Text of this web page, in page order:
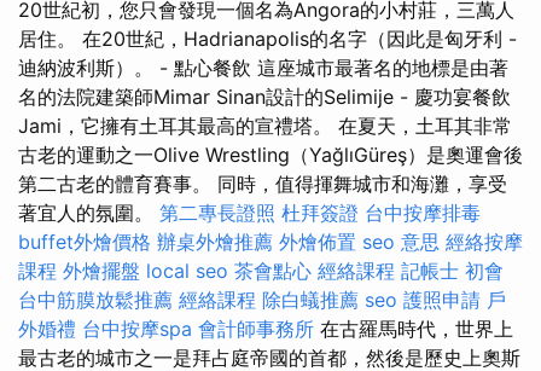
20世紀初，您只會發現一個名為Angora的小村莊，三萬人
居住。 在20世紀，Hadrianapolis的名字（因此是匈牙利 -
迪納波利斯）。 - 點心餐飲 這座城市最著名的地標是由著
名的法院建築師Mimar Sinan設計的Selimije - 慶功宴餐飲
Jami，它擁有土耳其最高的宣禮塔。 在夏天，土耳其非常
古老的運動之一Olive Wrestling（YağlıGüreş）是奧運會後
第二古老的體育賽事。 同時，值得揮舞城市和海灘，享受
著宜人的氛圍。 第二專長證照 杜拜簽證 台中按摩排毒
buffet外燴價格 辦桌外燴推薦 外燴佈置 seo 意思 經絡按摩
課程 外燴擺盤 local seo 茶會點心 經絡課程 記帳士 初會
台中筋膜放鬆推薦 經絡課程 除白蟻推薦 seo 護照申請 戶
外婚禮 台中按摩spa 會計師事務所 在古羅馬時代，世界上
最古老的城市之一是拜占庭帝國的首都，然後是歷史上奧斯